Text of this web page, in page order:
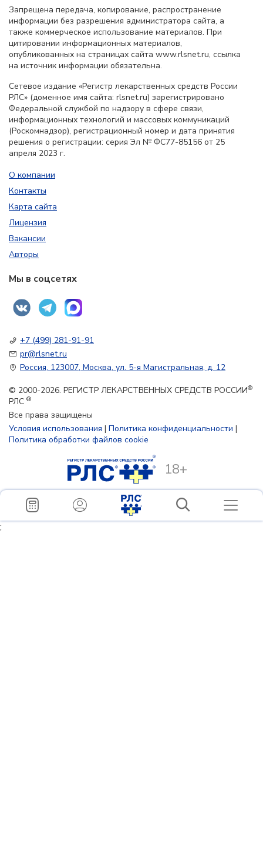
Запрещена передача, копирование, распространение
информации без разрешения администратора сайта, а
также коммерческое использование материалов. При
цитировании информационных материалов,
опубликованных на страницах сайта www.rlsnet.ru, ссылка
на источник информации обязательна.
Сетевое издание «Регистр лекарственных средств России
РЛС» (доменное имя сайта: rlsnet.ru) зарегистрировано
Федеральной службой по надзору в сфере связи,
информационных технологий и массовых коммуникаций
(Роскомнадзор), регистрационный номер и дата принятия
решения о регистрации: серия Эл № ФС77-85156 от 25
апреля 2023 г.
О компании
Контакты
Карта сайта
Лицензия
Вакансии
Авторы
Мы в соцсетях
+7 (499) 281-91-91
pr@rlsnet.ru
Россия, 123007, Москва, ул. 5-я Магистральная, д. 12
© 2000-2026. РЕГИСТР ЛЕКАРСТВЕННЫХ СРЕДСТВ РОССИИ®
РЛС ®
Все права защищены
Условия использования | Политика конфиденциальности |
Политика обработки файлов cookie
18+
;